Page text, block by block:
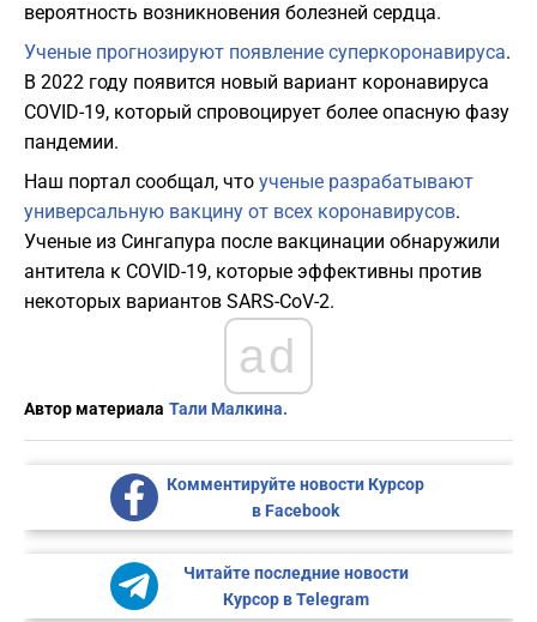
вероятность возникновения болезней сердца.
Ученые прогнозируют появление суперкоронавируса.
В 2022 году появится новый вариант коронавируса
COVID-19, который спровоцирует более опасную фазу
пандемии.
Наш портал сообщал, что ученые разрабатывают
универсальную вакцину от всех коронавирусов.
Ученые из Сингапура после вакцинации обнаружили
антитела к COVID-19, которые эффективны против
некоторых вариантов SARS-CoV-2.
ad
Автор материала Тали Малкина.
Комментируйте новости Курсор
в Facebook
Читайте последние новости
Курсор в Telegram